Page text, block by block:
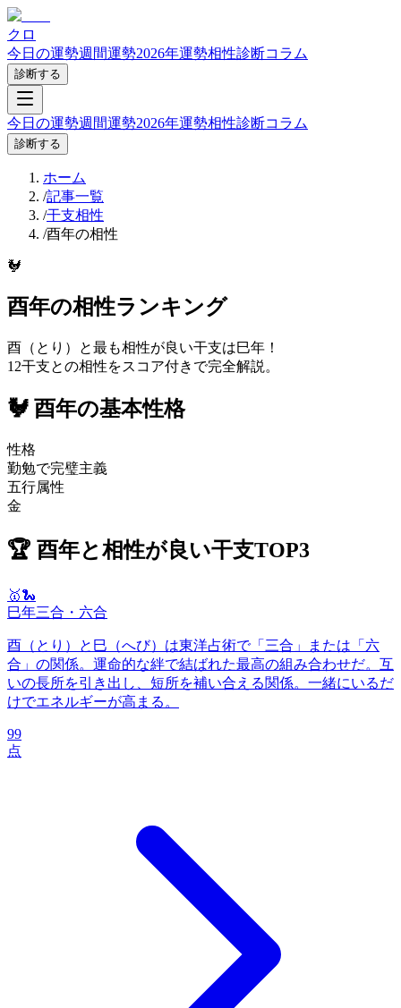
クロ
今日の運勢週間運勢2026年運勢相性診断コラム
診断する
今日の運勢週間運勢2026年運勢相性診断コラム
診断する
ホーム
/記事一覧
/干支相性
/酉年の相性
🐓
酉年の相性ランキング
酉（とり） と最も相性が良い干支は巳年 ！
12干支との相性をスコア付きで完全解説。
🐓 酉年の基本性格
性格
勤勉で完璧主義
五行属性
金
🏆 酉年と相性が良い干支TOP3
🥇🐍
巳年三合・六合
酉（とり）と巳（へび）は東洋占術で「三合」または「六
合」の関係。運命的な絆で結ばれた最高の組み合わせだ。互
いの長所を引き出し、短所を補い合える関係。一緒にいるだ
けでエネルギーが高まる。
99
点